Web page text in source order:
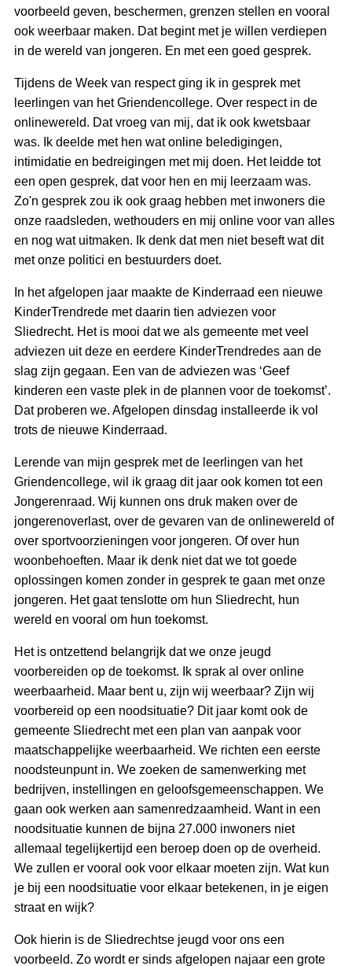
voorbeeld geven, beschermen, grenzen stellen en vooral
ook weerbaar maken. Dat begint met je willen verdiepen
in de wereld van jongeren. En met een goed gesprek.
Tijdens de Week van respect ging ik in gesprek met
leerlingen van het Griendencollege. Over respect in de
onlinewereld. Dat vroeg van mij, dat ik ook kwetsbaar
was. Ik deelde met hen wat online beledigingen,
intimidatie en bedreigingen met mij doen. Het leidde tot
een open gesprek, dat voor hen en mij leerzaam was.
Zo'n gesprek zou ik ook graag hebben met inwoners die
onze raadsleden, wethouders en mij online voor van alles
en nog wat uitmaken. Ik denk dat men niet beseft wat dit
met onze politici en bestuurders doet.
In het afgelopen jaar maakte de Kinderraad een nieuwe
KinderTrendrede met daarin tien adviezen voor
Sliedrecht. Het is mooi dat we als gemeente met veel
adviezen uit deze en eerdere KinderTrendredes aan de
slag zijn gegaan. Een van de adviezen was ‘Geef
kinderen een vaste plek in de plannen voor de toekomst’.
Dat proberen we. Afgelopen dinsdag installeerde ik vol
trots de nieuwe Kinderraad.
Lerende van mijn gesprek met de leerlingen van het
Griendencollege, wil ik graag dit jaar ook komen tot een
Jongerenraad. Wij kunnen ons druk maken over de
jongerenoverlast, over de gevaren van de onlinewereld of
over sportvoorzieningen voor jongeren. Of over hun
woonbehoeften. Maar ik denk niet dat we tot goede
oplossingen komen zonder in gesprek te gaan met onze
jongeren. Het gaat tenslotte om hun Sliedrecht, hun
wereld en vooral om hun toekomst.
Het is ontzettend belangrijk dat we onze jeugd
voorbereiden op de toekomst. Ik sprak al over online
weerbaarheid. Maar bent u, zijn wij weerbaar? Zijn wij
voorbereid op een noodsituatie? Dit jaar komt ook de
gemeente Sliedrecht met een plan van aanpak voor
maatschappelijke weerbaarheid. We richten een eerste
noodsteunpunt in. We zoeken de samenwerking met
bedrijven, instellingen en geloofsgemeenschappen. We
gaan ook werken aan samenredzaamheid. Want in een
noodsituatie kunnen de bijna 27.000 inwoners niet
allemaal tegelijkertijd een beroep doen op de overheid.
We zullen er vooral ook voor elkaar moeten zijn. Wat kun
je bij een noodsituatie voor elkaar betekenen, in je eigen
straat en wijk?
Ook hierin is de Sliedrechtse jeugd voor ons een
voorbeeld. Zo wordt er sinds afgelopen najaar een grote